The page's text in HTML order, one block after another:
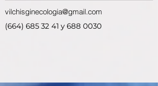
vilchisginecologia@gmail.com
(664) 685 32 41 y 688 0030